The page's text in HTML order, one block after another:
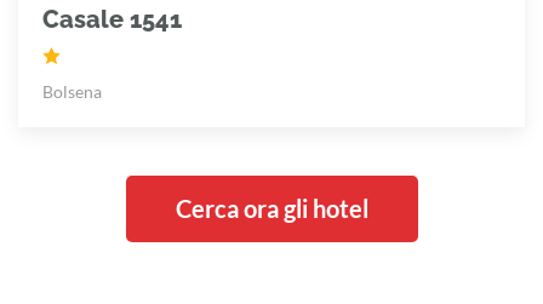
Casale 1541
Bolsena
Cerca ora gli hotel